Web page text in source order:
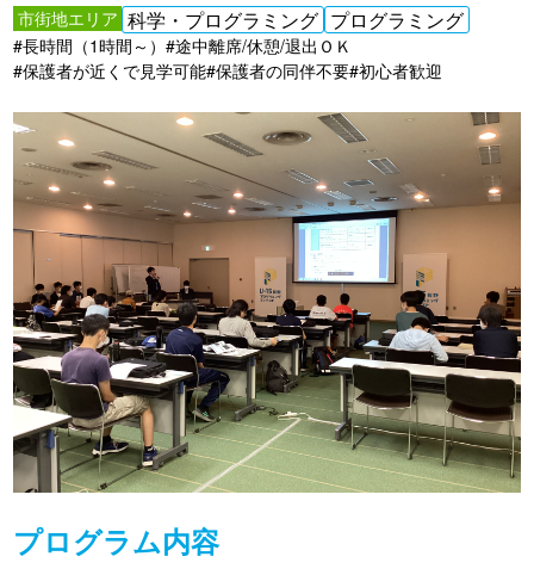
市街地エリア 科学・プログラミング プログラミング
#長時間（1時間～）#途中離席/休憩/退出ＯＫ
#保護者が近くで見学可能#保護者の同伴不要#初心者歓迎
プログラム内容